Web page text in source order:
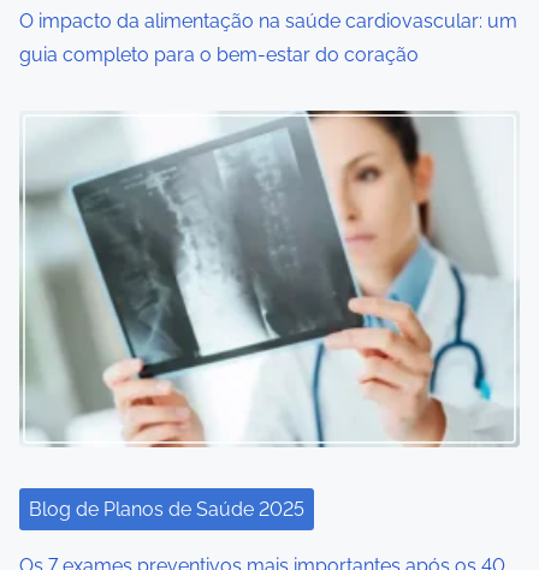
o
n
O impacto da alimentação na saúde cardiovascular: um
guia completo para o bem-estar do coração
Blog de Planos de Saúde 2025